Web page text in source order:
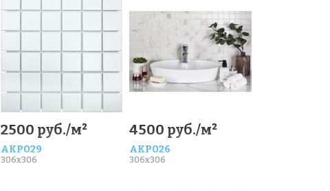
2500 руб./м²
AKP029
306x306
4500 руб./м²
AKP026
306x306